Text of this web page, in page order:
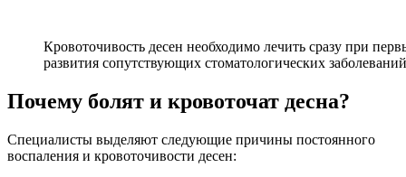
Кровоточивость десен необходимо лечить сразу при
развития сопутствующих стоматологических заболеваний
Почему болят и кровоточат десна?
Специалисты выделяют следующие причины постоянного
воспаления и кровоточивости десен: